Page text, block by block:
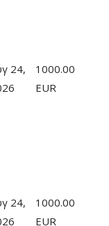
24,
1000.00
EUR
24,
1000.00
EUR